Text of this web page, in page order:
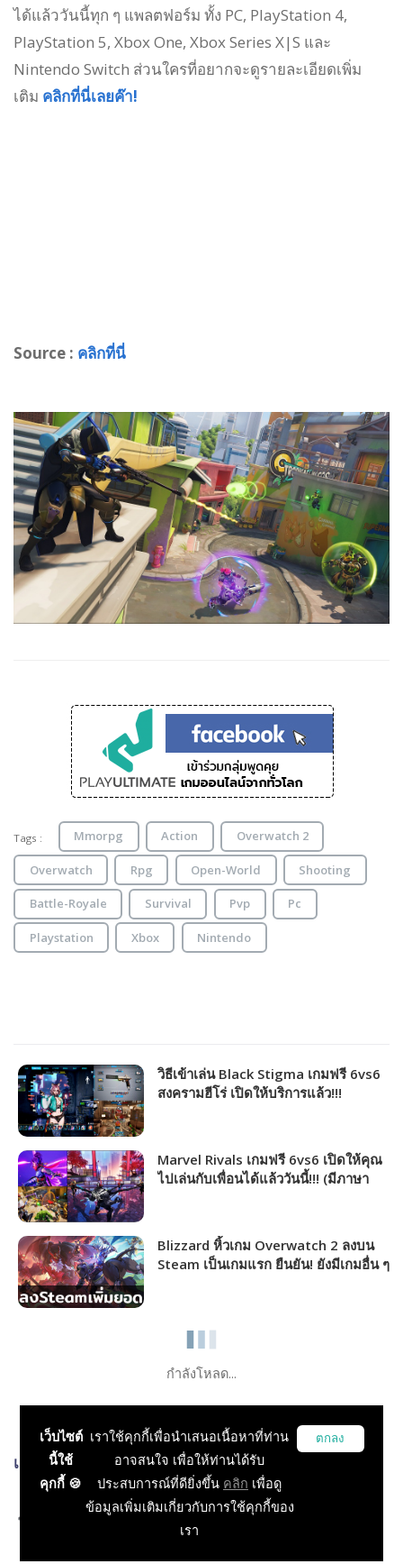
ได้แล้ววันนี้ทุก ๆ แพลตฟอร์ม ทั้ง PC, PlayStation 4,
PlayStation 5, Xbox One, Xbox Series X|S และ
Nintendo Switch ส่วนใครที่อยากจะดูรายละเอียดเพิ่ม
เติม คลิกที่นี่เลยค๊า!
Source : คลิกที่นี่
Tags : Mmorpg Action Overwatch 2
Overwatch Rpg Open-World Shooting
Battle-Royale Survival Pvp Pc
Playstation Xbox Nintendo
วิธีเข้าเล่น Black Stigma เกมฟรี 6vs6
สงครามฮีโร่ เปิดให้บริการแล้ว!!!
Marvel Rivals เกมฟรี 6vs6 เปิดให้คุณ
ไปเล่นกับเพื่อนได้แล้ววันนี้!!! (มีภาษา
Blizzard หิ้วเกม Overwatch 2 ลงบน
Steam เป็นเกมแรก ยืนยัน! ยังมีเกมอื่น ๆ
กำลังโหลด...
เกมส์ที่เกี่ยวข้อง
Overwatch
MOBA, Shooting
เว็บไซต์
นี้ใช้
คุกกี้ 🍪
เราใช้คุกกี้เพื่อนำเสนอเนื้อหาที่ท่าน
อาจสนใจ เพื่อให้ท่านได้รับ
ประสบการณ์ที่ดียิ่งขึ้น คลิก เพื่อดู
ข้อมูลเพิ่มเติมเกี่ยวกับการใช้คุกกี้ของ
เรา
ตกลง